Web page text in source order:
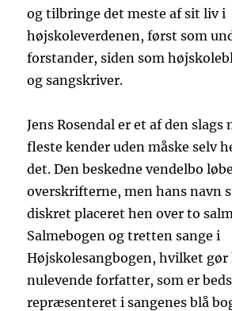
og tilbringe det meste af sit liv i
højskoleverdenen, først som
forstander, siden som
og sangskriver.
Jens Rosendal er et af den slags
fleste kender uden måske selv
det. Den beskedne vendelbo
overskrifterne, men hans navn
diskret placeret hen over to
Salmebogen og tretten sange i
Højskolesangbogen, hvilket gør
nulevende forfatter, som er
repræsenteret i sangenes blå